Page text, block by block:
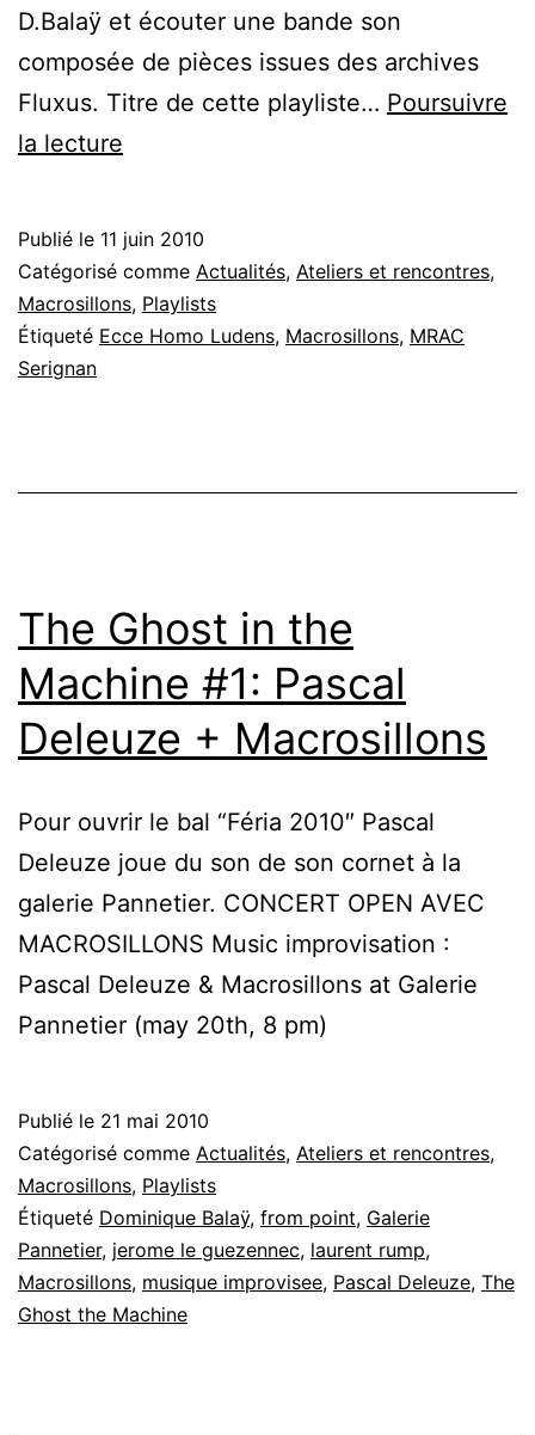
D.Balaÿ et écouter une bande son
composée de pièces issues des archives
Fluxus. Titre de cette playliste… Poursuivre
la lecture
Homo
Ludens
(MRAC
Publié le 11 juin 2010
Catégorisé comme Actualités, Ateliers et rencontres,
Macrosillons, Playlists
Étiqueté Ecce Homo Ludens, Macrosillons, MRAC
Serignan
The Ghost in the
Machine #1: Pascal
Deleuze + Macrosillons
Pour ouvrir le bal “Féria 2010″ Pascal
Deleuze joue du son de son cornet à la
galerie Pannetier. CONCERT OPEN AVEC
MACROSILLONS Music improvisation :
Pascal Deleuze & Macrosillons at Galerie
Pannetier (may 20th, 8 pm)
Publié le 21 mai 2010
Catégorisé comme Actualités, Ateliers et rencontres,
Macrosillons, Playlists
Étiqueté Dominique Balaÿ, from point, Galerie
Pannetier, jerome le guezennec, laurent rump,
Macrosillons, musique improvisee, Pascal Deleuze, The
Ghost the Machine